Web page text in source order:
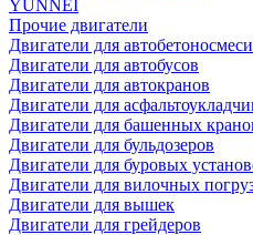
YUNNEI
Прочие двигатели
Двигатели для
Двигатели для автобусов
Двигатели для автокранов
Двигатели для
Двигатели для башенных
Двигатели для бульдозеров
Двигатели для буровых
Двигатели для вилочных
Двигатели для вышек
Двигатели для грейдеров